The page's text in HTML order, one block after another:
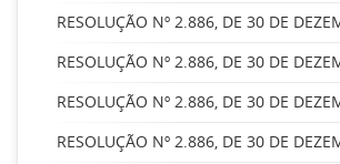
RESOLUÇÃO Nº 2.886, DE 30 DE
RESOLUÇÃO Nº 2.886, DE 30 DE
RESOLUÇÃO Nº 2.886, DE 30 DE
RESOLUÇÃO Nº 2.886, DE 30 DE